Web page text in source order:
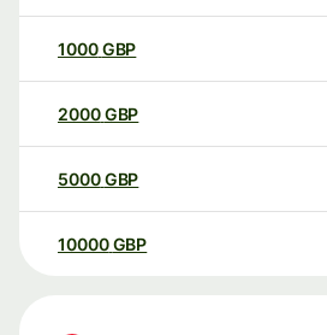
1000GBP
2000GBP
5000GBP
10000 GBP